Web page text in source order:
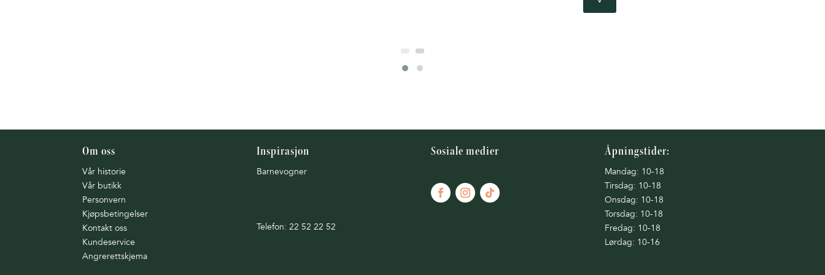
Om oss
Vår historie
Vår butikk
Personvern
Kjøpsbetingelser
Kontakt oss
Kundeservice
Angrerettskjema
Inspirasjon
Barnevogner
Telefon: 22 52 22 52
Sosiale medier Åpningstider:
Mandag: 10-18
Tirsdag: 10-18
Onsdag: 10-18
Torsdag: 10-18
Fredag: 10-18
Lørdag: 10-16